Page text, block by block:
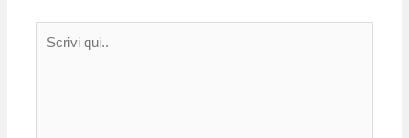
qui..